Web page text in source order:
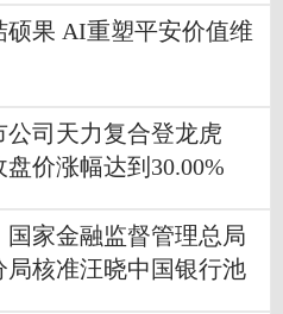
硕果 AI重塑平安价值维
公司天力复合登龙虎
价涨幅达到30.00%
国家金融监督管理总局
局核准汪晓中国银行池